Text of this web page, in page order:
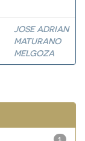
JOSE ADRIAN
MATURANO
MELGOZA
1